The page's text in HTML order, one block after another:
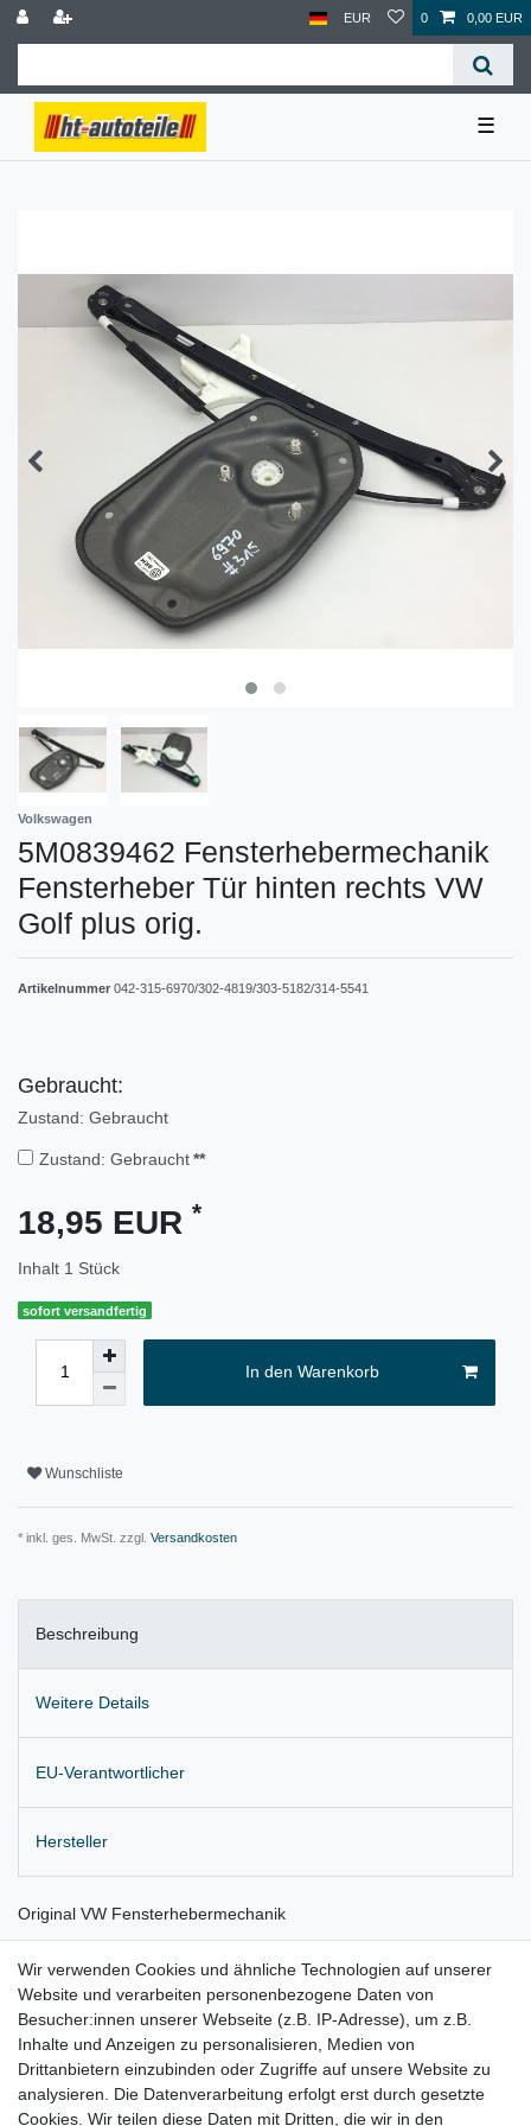
EUR 0 0,00 EUR
☰
Volkswagen
5M0839462 Fensterhebermechanik
Fensterheber Tür hinten rechts VW
Golf plus orig.
Artikelnummer 042-315-6970/302-4819/303-5182/314-5541
Gebraucht:
Zustand: Gebraucht
Zustand: Gebraucht **
18,95 EUR *
Inhalt 1 Stück
sofort versandfertig
In den Warenkorb
Wunschliste
* inkl. ges. MwSt. zzgl. Versandkosten
Beschreibung
Weitere Details
EU-Verantwortlicher
Hersteller
Original VW Fensterhebermechanik
Einbauposition: Tür hinten rechts
Lieferung wie abgebildet
für:
VW Golf plus Bj. 2004 - 2014
Wir verwenden Cookies und ähnliche Technologien auf unserer
Website und verarbeiten personenbezogene Daten von
Besucher:innen unserer Webseite (z.B. IP-Adresse), um z.B.
Inhalte und Anzeigen zu personalisieren, Medien von
Drittanbietern einzubinden oder Zugriffe auf unsere Website zu
analysieren. Die Datenverarbeitung erfolgt erst durch gesetzte
Cookies. Wir teilen diese Daten mit Dritten, die wir in den